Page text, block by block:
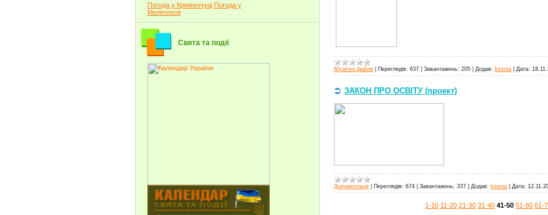
Погода у Кременчуці Погода у
Мелітополі
Свята та події
Музичні файли Переглядів: 637 Завантажень: 205 Додав: ksenia Дата:
ЗАКОН ПРО ОСВІТУ (проект)
Документація Переглядів: 674 Завантажень: 337 Додав: ksenia Дата:
1-10 11-20 21-30 31-40 41-50 51-60 61-